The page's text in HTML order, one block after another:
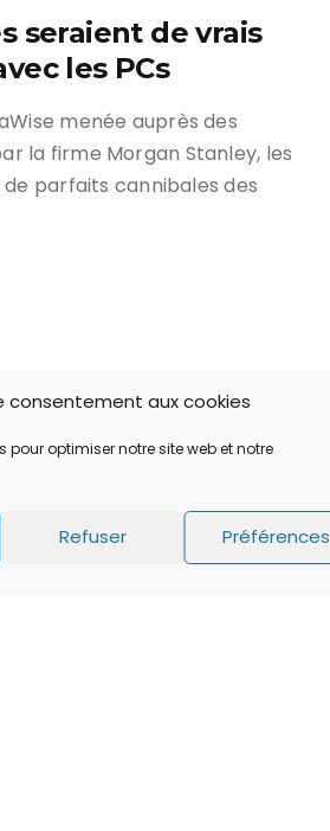
consentement aux cookies
pour optimiser notre site web et notre
Refuser Préférences
seraient de vrais
les PCs
menée auprès des
la firme Morgan Stanley, les
parfaits cannibales des